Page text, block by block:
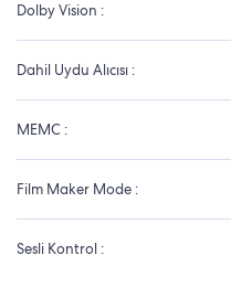
Dolby Vision :
Dahil Uydu Alıcısı :
MEMC :
Film Maker Mode :
Sesli Kontrol :